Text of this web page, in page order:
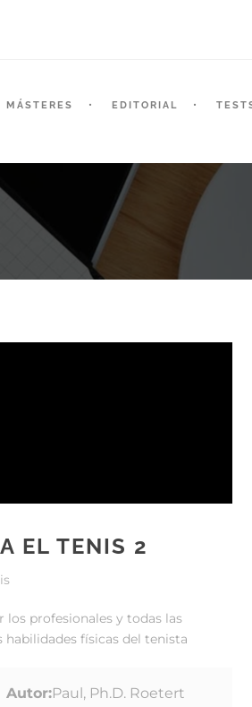
MÁSTERES EDITORIAL
EL TENIS 2
profesionales y todas las
físicas del tenista
Autor:Paul, Ph.D. Roetert